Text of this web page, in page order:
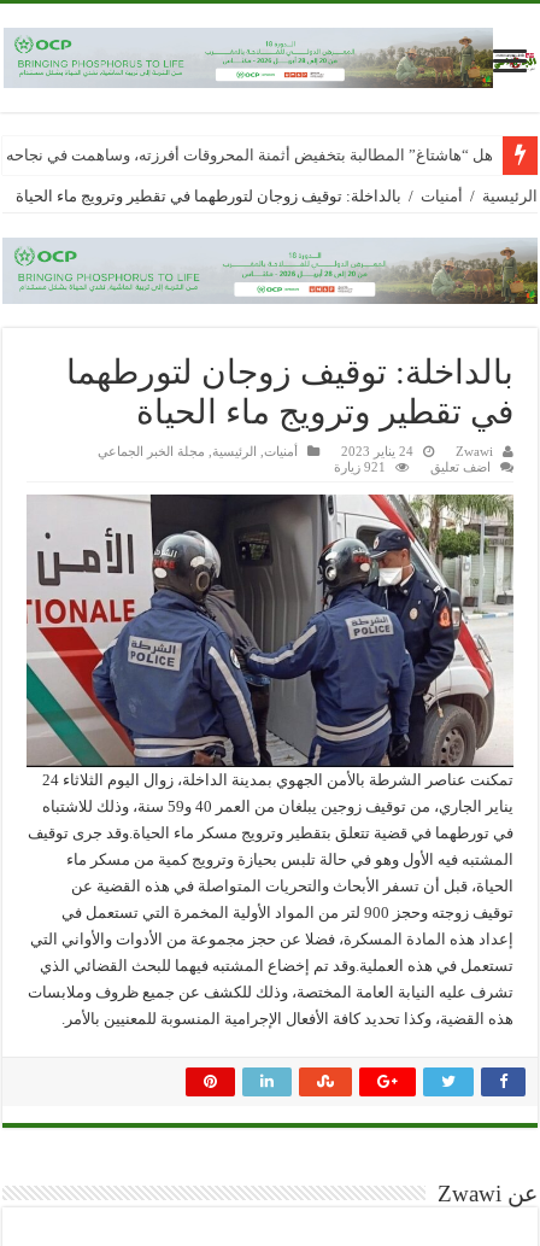
هل “هاشتاغ” المطالبة بتخفيض أثمنة المحروقات أفرزته، وساهمت في
الرئيسية / أمنيات / بالداخلة: توقيف زوجان لتورطهما في تقطير وترويج ماء الحياة
بالداخلة: توقيف زوجان لتورطهما
في تقطير وترويج ماء الحياة
Zwawi 24 يناير 2023 أمنيات الرئيسية
مجلة الخبر الجماعي
اضف تعليق
921 زيارة
تمكنت عناصر الشرطة بالأمن الجهوي بمدينة الداخلة، زوال اليوم الثلاثاء 24
يناير الجاري، من توقيف زوجين يبلغان من العمر 40 و59 سنة، وذلك للاشتباه
في تورطهما في قضية تتعلق بتقطير وترويج مسكر ماء الحياة.وقد جرى توقيف
المشتبه فيه الأول وهو في حالة تلبس بحيازة وترويج كمية من مسكر ماء
الحياة، قبل أن تسفر الأبحاث والتحريات المتواصلة في هذه القضية عن
توقيف زوجته وحجز 900 لتر من المواد الأولية المخمرة التي تستعمل في
إعداد هذه المادة المسكرة، فضلا عن حجز مجموعة من الأدوات والأواني التي
تستعمل في هذه العملية.وقد تم إخضاع المشتبه فيهما للبحث القضائي الذي
تشرف عليه النيابة العامة المختصة، وذلك للكشف عن جميع ظروف وملابسات
هذه القضية، وكذا تحديد كافة الأفعال الإجرامية المنسوبة للمعنيين بالأمر.
عن Zwawi